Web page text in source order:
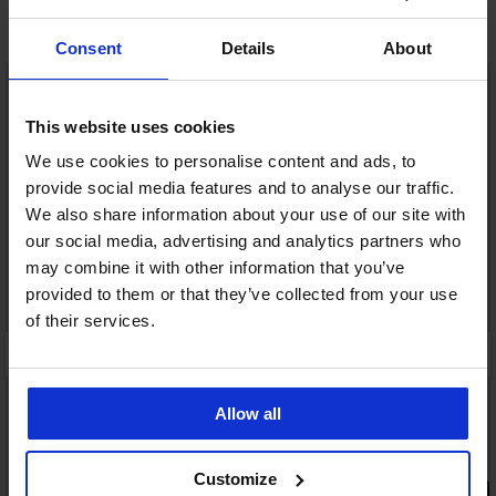
Consent Details About
This website uses cookies
We use cookies to personalise content and ads, to
provide social media features and to analyse our traffic.
We also share information about your use of our site with
our social media, advertising and analytics partners who
may combine it with other information that you’ve
provided to them or that they’ve collected from your use
of their services.
Allow all
Customize
Mohlo by se vám líbit
LIMITED